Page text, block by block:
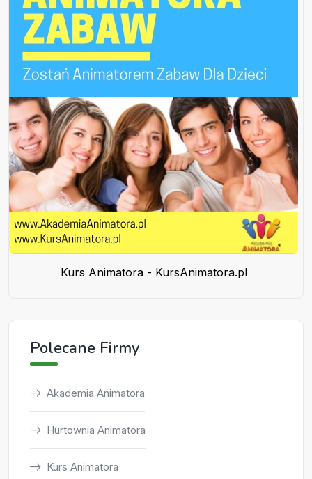
Kurs Animatora - KursAnimatora.pl
Polecane Firmy
Akademia Animatora
Hurtownia Animatora
Kurs Animatora